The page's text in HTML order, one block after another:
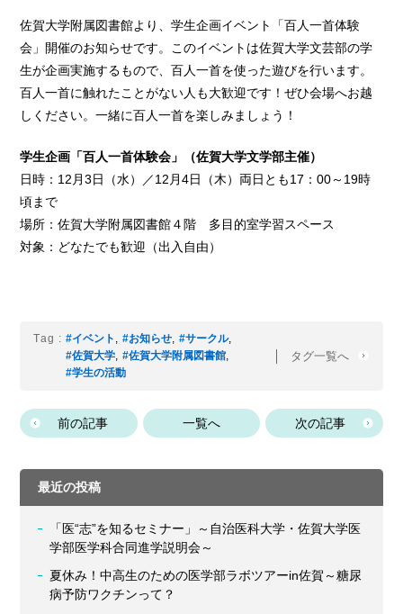
佐賀大学附属図書館より、学生企画イベント「百人一首体験
会」開催のお知らせです。このイベントは佐賀大学文芸部の学
生が企画実施するもので、百人一首を使った遊びを行います。
百人一首に触れたことがない人も大歓迎です！ぜひ会場へお越
しください。一緒に百人一首を楽しみましょう！
学生企画「百人一首体験会」（佐賀大学文学部主催）
日時：12月3日（水）／12月4日（木）両日とも17：00～19時
頃まで
場所：佐賀大学附属図書館４階 多目的室学習スペース
対象：どなたでも歓迎（出入自由）
Tag : #イベント , #お知らせ, #サークル,
#佐賀大学, #佐賀大学附属図書館,
#学生の活動
タグ一覧へ
前の記事 一覧へ 次の記事
最近の投稿
「医“志”を知るセミナー」～自治医科大学・佐賀大学医
学部医学科合同進学説明会～
夏休み！中高生のための医学部ラボツアーin佐賀～糖尿
病予防ワクチンって？